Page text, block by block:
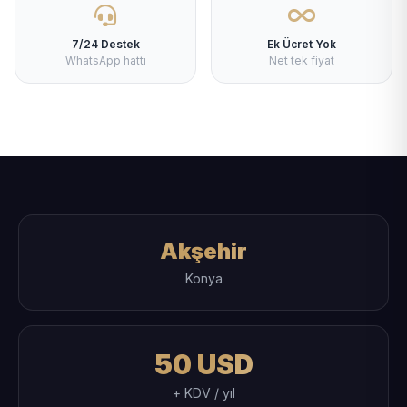
7/24 Destek
WhatsApp hattı
Ek Ücret Yok
Net tek fiyat
Akşehir
Konya
50 USD
+ KDV / yıl